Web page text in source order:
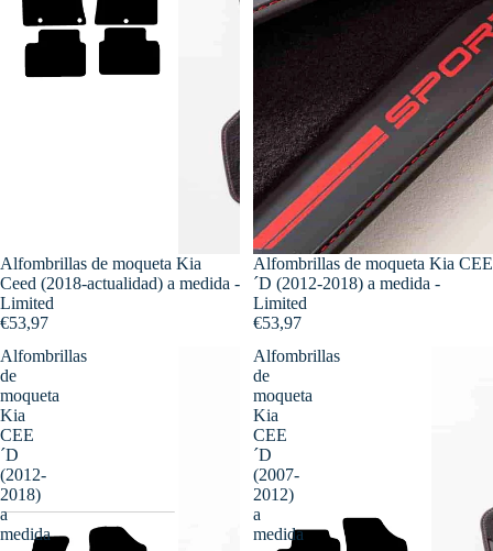
Alfombrillas de moqueta Kia
Ceed (2018-actualidad) a medida -
Limited
€53,97
Alfombrillas de moqueta Kia CEE
´D (2012-2018) a medida -
Limited
€53,97
Alfombrillas
de
moqueta
Kia
CEE
´D
(2012-
2018)
a
medida
Alfombrillas
de
moqueta
Kia
CEE
´D
(2007-
2012)
a
medida